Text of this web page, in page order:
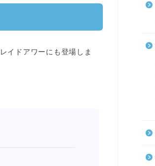
レイドアワーにも登場 しま